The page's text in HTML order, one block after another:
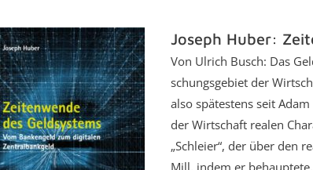
Joseph Huber:
Von Ulrich Busch: Das
schungsgebiet der
also spätestens seit
der Wirtschaft realen
„Schleier“, der über den